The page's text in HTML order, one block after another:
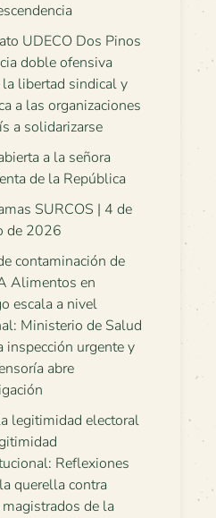
UDECO Dos Pinos
doble ofensiva
libertad sindical y
a las organizaciones
a solidarizarse
a la señora
de la República
SURCOS | 4 de
de 2026
contaminación de
Alimentos en
escala a nivel
Ministerio de Salud
inspección urgente y
abre
legitimidad electoral
Reflexiones
querella contra
de la